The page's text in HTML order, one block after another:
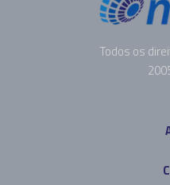
Todos os